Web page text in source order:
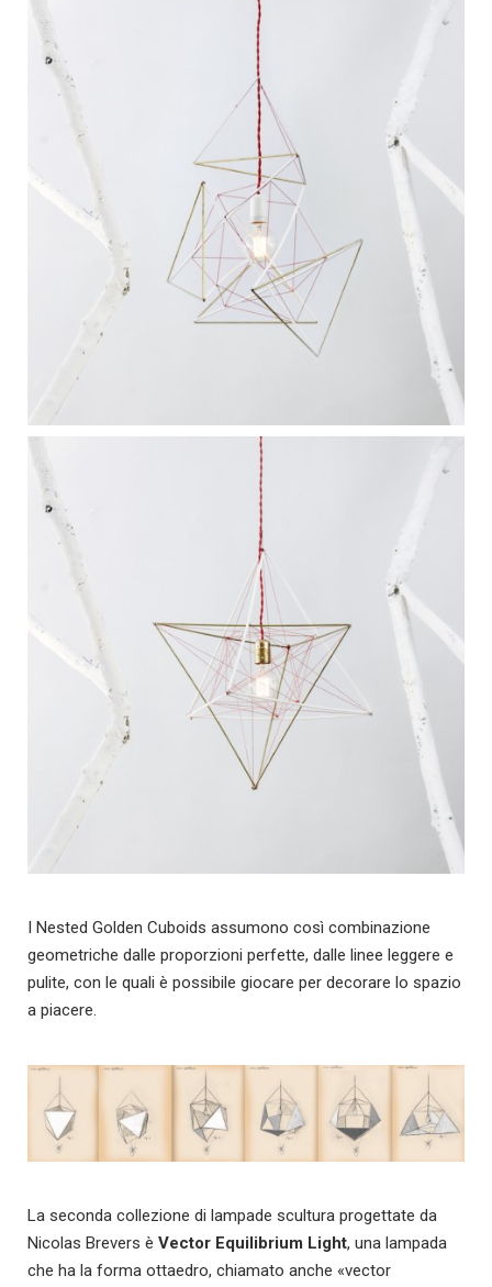
I Nested Golden Cuboids assumono così combinazione
geometriche dalle proporzioni perfette, dalle linee leggere e
pulite, con le quali è possibile giocare per decorare lo spazio
a piacere.
La seconda collezione di lampade scultura progettate da
Nicolas Brevers è Vector Equilibrium Light, una lampada
che ha la forma ottaedro, chiamato anche «vector